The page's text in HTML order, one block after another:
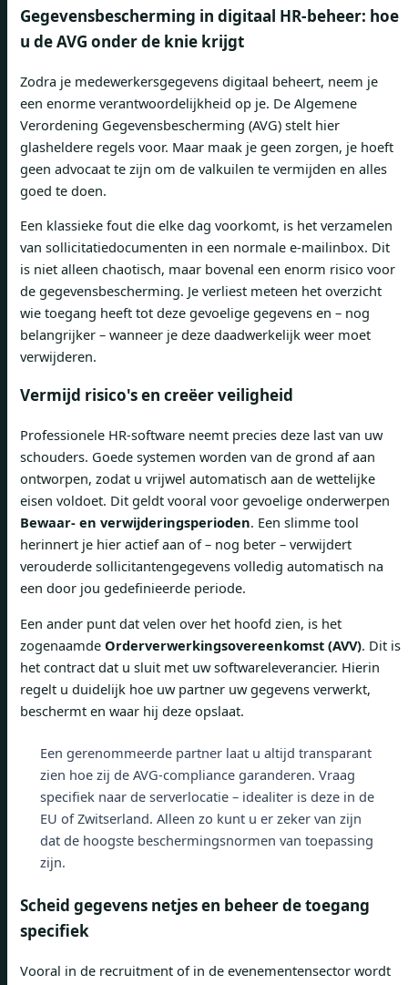
Gegevensbescherming in digitaal HR-beheer: hoe
u de AVG onder de knie krijgt
Zodra je medewerkersgegevens digitaal beheert, neem je
een enorme verantwoordelijkheid op je. De Algemene
Verordening Gegevensbescherming (AVG) stelt hier
glasheldere regels voor. Maar maak je geen zorgen, je hoeft
geen advocaat te zijn om de valkuilen te vermijden en alles
goed te doen.
Een klassieke fout die elke dag voorkomt, is het verzamelen
van sollicitatiedocumenten in een normale e-mailinbox. Dit
is niet alleen chaotisch, maar bovenal een enorm risico voor
de gegevensbescherming. Je verliest meteen het overzicht
wie toegang heeft tot deze gevoelige gegevens en – nog
belangrijker – wanneer je deze daadwerkelijk weer moet
verwijderen.
Vermijd risico's en creëer veiligheid
Professionele HR-software neemt precies deze last van uw
schouders. Goede systemen worden van de grond af aan
ontworpen, zodat u vrijwel automatisch aan de wettelijke
eisen voldoet. Dit geldt vooral voor gevoelige onderwerpen
Bewaar- en verwijderingsperioden. Een slimme tool
herinnert je hier actief aan of – nog beter – verwijdert
verouderde sollicitantengegevens volledig automatisch na
een door jou gedefinieerde periode.
Een ander punt dat velen over het hoofd zien, is het
zogenaamde Orderverwerkingsovereenkomst (AVV). Dit is
het contract dat u sluit met uw softwareleverancier. Hierin
regelt u duidelijk hoe uw partner uw gegevens verwerkt,
beschermt en waar hij deze opslaat.
Een gerenommeerde partner laat u altijd transparant
zien hoe zij de AVG-compliance garanderen. Vraag
specifiek naar de serverlocatie – idealiter is deze in de
EU of Zwitserland. Alleen zo kunt u er zeker van zijn
dat de hoogste beschermingsnormen van toepassing
zijn.
Scheid gegevens netjes en beheer de toegang
specifiek
Vooral in de recruitment of in de evenementensector wordt